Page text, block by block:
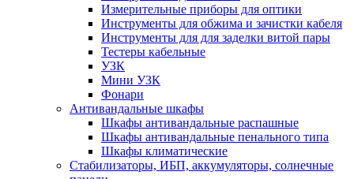
Измерительные приборы для оптики
Инструменты для обжима и зачистки кабеля
Инструменты для для заделки витой пары
Тестеры кабельные
УЗК
Мини УЗК
Фонари
Антивандальные шкафы
Шкафы антивандальные распашные
Шкафы антивандальные пенального типа
Шкафы климатические
Стабилизаторы, ИБП, аккумуляторы, солнечные